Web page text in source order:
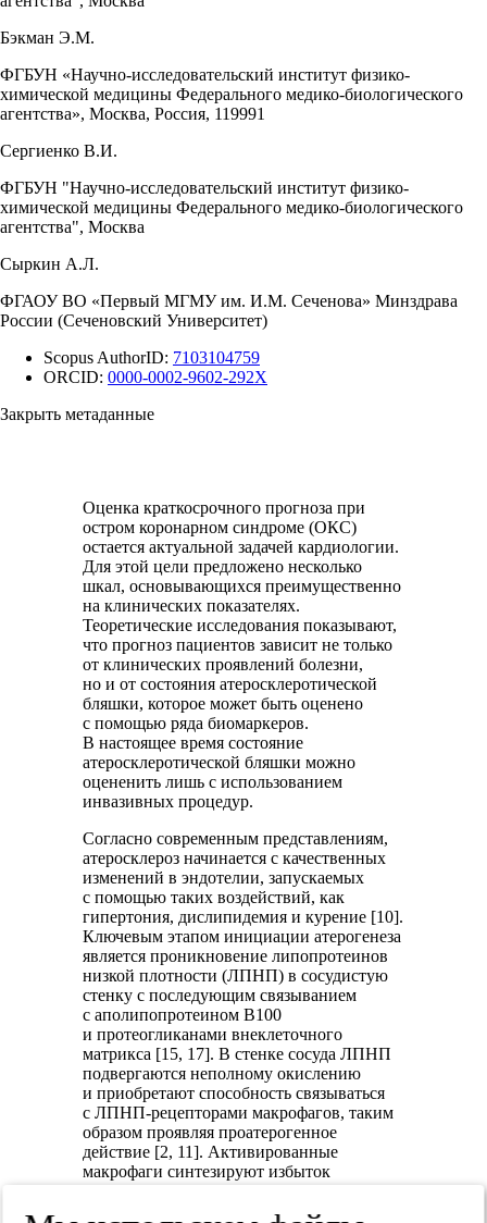
Бэкман Э.М.
ФГБУН «Научно-исследовательский институт физико-
химической медицины Федерального медико-биологического
агентства», Москва, Россия, 119991
Сергиенко В.И.
ФГБУН "Научно-исследовательский институт физико-
химической медицины Федерального медико-биологического
агентства", Москва
Сыркин А.Л.
ФГАОУ ВО «Первый МГМУ им. И.М. Сеченова» Минздрава
России (Сеченовский Университет)
Scopus AuthorID: 7103104759
ORCID: 0000-0002-9602-292X
Закрыть метаданные
Оценка краткосрочного прогноза при
остром коронарном синдроме (ОКС)
остается актуальной задачей кардиологии.
Для этой цели предложено несколько
шкал, основывающихся преимущественно
на клинических показателях.
Теоретические исследования показывают,
что прогноз пациентов зависит не только
от клинических проявлений болезни,
но и от состояния атеросклеротической
бляшки, которое может быть оценено
с помощью ряда биомаркеров.
В настоящее время состояние
атеросклеротической бляшки можно
оцененить лишь с использованием
инвазивных процедур.
Согласно современным представлениям,
атеросклероз начинается с качественных
изменений в эндотелии, запускаемых
с помощью таких воздействий, как
гипертония, дислипидемия и курение [10].
Ключевым этапом инициации атерогенеза
является проникновение липопротеинов
низкой плотности (ЛПНП) в сосудистую
стенку с последующим связыванием
с аполипопротеином В100
и протеогликанами внеклеточного
матрикса [15, 17]. В стенке сосуда ЛПНП
подвергаются неполному окислению
и приобретают способность связываться
с ЛПНП-рецепторами макрофагов, таким
образом проявляя проатерогенное
действие [2, 11]. Активированные
макрофаги синтезируют избыток
форм кислорода (АФК) в стенке сосуда,